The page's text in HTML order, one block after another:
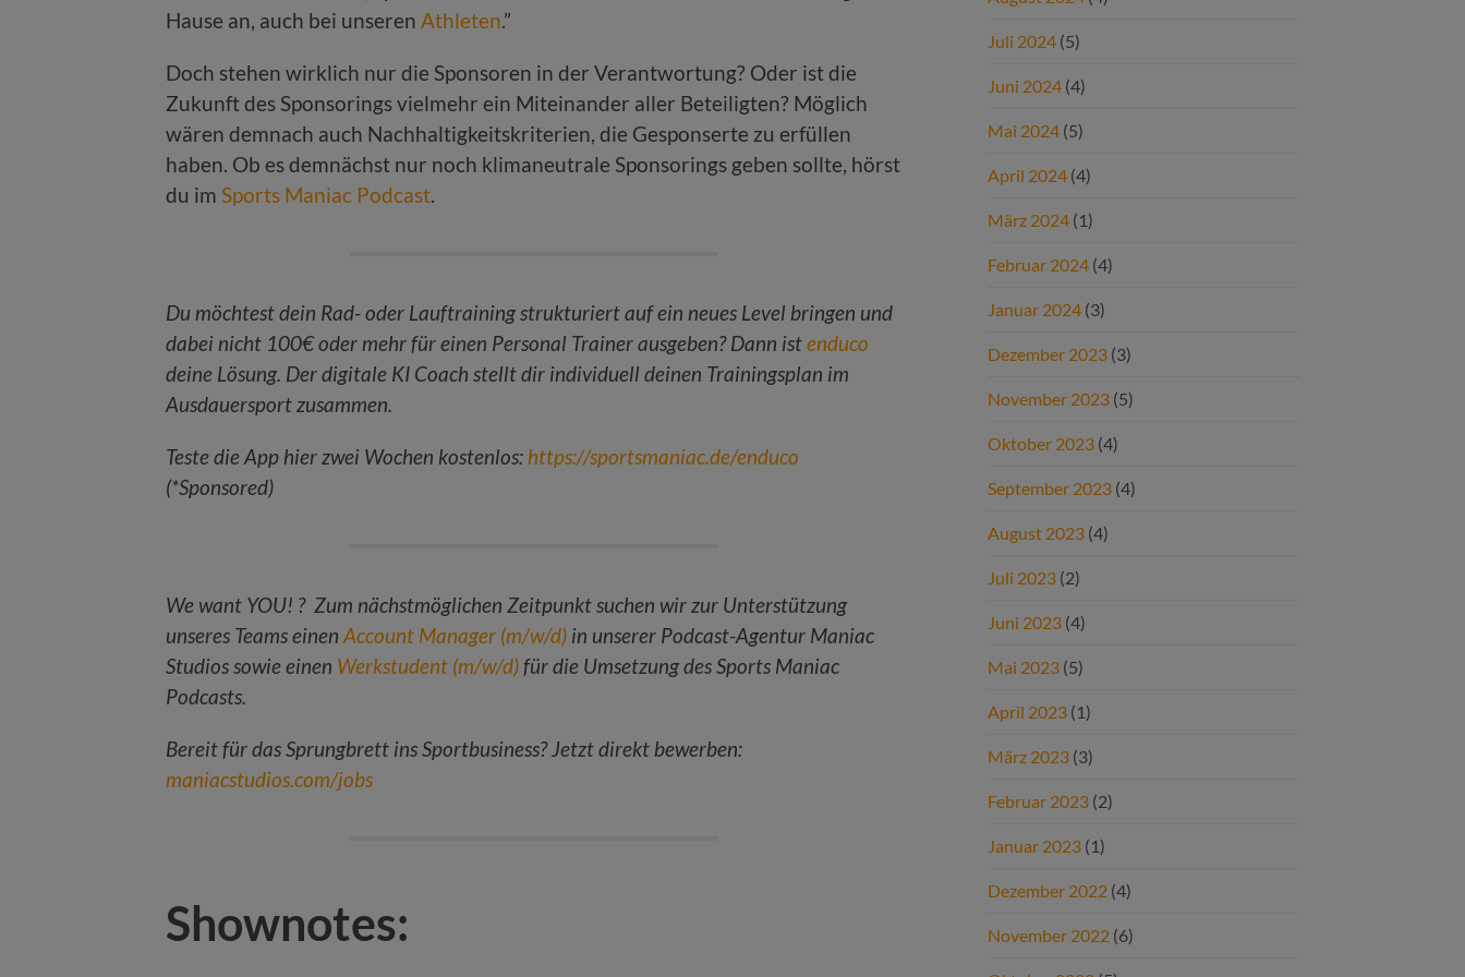
Hause an, auch bei unseren Athleten.”
Doch stehen wirklich nur die Sponsoren in der Verantwortung? Oder ist die
Zukunft des Sponsorings vielmehr ein Miteinander aller Beteiligten? Möglich
wären demnach auch Nachhaltigkeitskriterien, die Gesponserte zu erfüllen
haben. Ob es demnächst nur noch klimaneutrale Sponsorings geben sollte, hörst
du im Sports Maniac Podcast.
Du möchtest dein Rad- oder Lauftraining strukturiert auf ein neues Level bringen und
dabei nicht 100€ oder mehr für einen Personal Trainer ausgeben? Dann istenduco
deine Lösung. Der digitale KI Coach stellt dir individuell deinen Trainingsplan im
Ausdauersport zusammen.
Teste die App hier zwei Wochen kostenlos: https://sportsmaniac.de/enduco
(*Sponsored)
We want YOU! ? Zum nächstmöglichen Zeitpunkt suchen wir zur Unterstützung
unseres Teams einen Account Manager (m/w/d) in unserer Podcast-Agentur Maniac
Studios sowie einen Werkstudent (m/w/d)für die Umsetzung des Sports Maniac
Podcasts.
Bereit für das Sprungbrett ins Sportbusiness? Jetzt direkt bewerben:
maniacstudios.com/jobs
Shownotes:
Juli 2024 (5)
Juni 2024 (4)
Mai 2024 (5)
April 2024 (4)
März 2024 (1)
Februar 2024 (4)
Januar 2024 (3)
Dezember 2023 (3)
November 2023 (5)
Oktober 2023 (4)
September 2023 (4)
August 2023 (4)
Juli 2023 (2)
Juni 2023 (4)
Mai 2023 (5)
April 2023 (1)
März 2023 (3)
Februar 2023 (2)
Januar 2023 (1)
Dezember 2022 (4)
November 2022 (6)